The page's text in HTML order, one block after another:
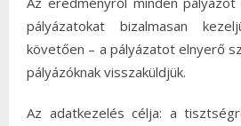
pályázatokat bizalmasan
követően – a pályázatot elnyerő
pályázóknak visszaküldjük.
Az adatkezelés célja: a